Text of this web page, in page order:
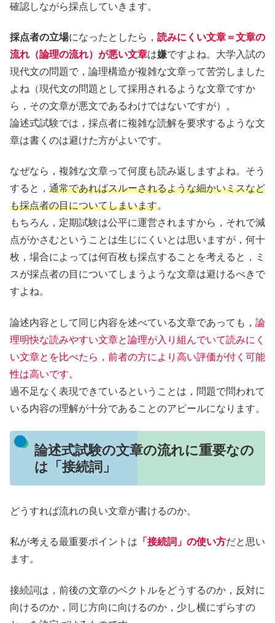
確認しながら採点していきます。
採点者の立場になったとしたら， 読みにくい文章＝文章の
流れ（論理の流れ）が悪い文章は嫌ですよね。大学入試の
現代文の問題で，論理構造が複雑な文章って苦労しました
よね（現代文の問題として採用されるような文章ですか
ら，その文章が悪文であるわけではないですが）。
論述式試験では，採点者に複雑な読解を要求するような文
章は書くのは避けた方がよいです。
なぜなら，複雑な文章って何度も読み返しますよね。そう
すると， 通常であればスルーされるような細かいミスなど
も採点者の目についてしまいます。
もちろん，定期試験は公平に運営されますから，それで減
点がかさむということは生じにくいとは思いますが，何十
枚，場合によっては何百枚も採点することを考えると，ミ
スが採点者の目についてしまうような文章は避けるべきで
すよね。
論述内容として同じ内容を述べている文章であっても， 論
理明快な読みやすい文章と論理が入り組んでいて読みにく
い文章とを比べたら，前者の方により高い評価が付く可能
性は高いです。
過不足なく表現できているということは，問題で問われて
いる内容の理解が十分であることのアピールになります。
論述式試験の文章の流れに重要なの
は「接続詞」
どうすれば流れの良い文章が書けるのか。
私が考える最重要ポイントは 「接続詞」の使い方だと思い
ます。
接続詞は，前後の文章のベクトルをどうするのか，反対に
向けるのか，同じ方向に向けるのか，少し横にずらすの